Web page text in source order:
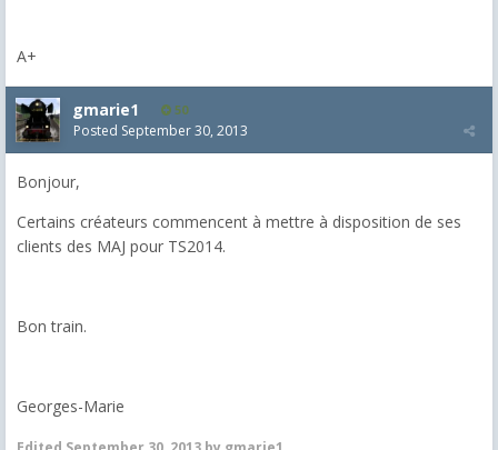
A+
gmarie1 50
Posted September 30, 2013
Bonjour,
Certains créateurs commencent à mettre à disposition de ses
clients des MAJ pour TS2014.
Bon train.
Georges-Marie